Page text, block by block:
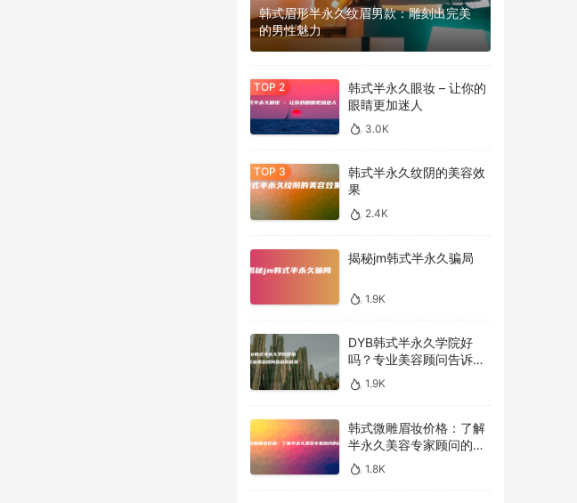
韩式眉形半永久纹眉男款：雕刻出完美
的男性魅力
韩式半永久眼妆 – 让你的
眼睛更加迷人
3.0K
韩式半永久纹阴的美容效
果
2.4K
揭秘jm韩式半永久骗局
1.9K
DYB韩式半永久学院好
吗？专业美容顾问告诉你
答案！
1.9K
韩式微雕眉妆价格：了解
半永久美容专家顾问的建
议 1.8K